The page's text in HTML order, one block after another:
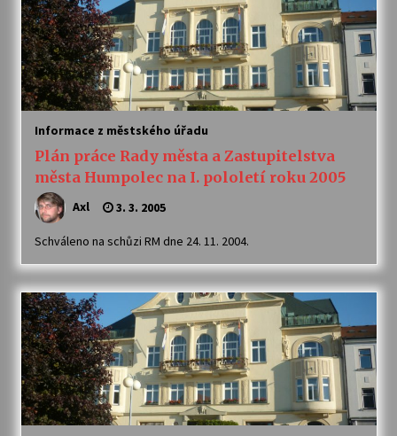
Informace z městského úřadu
Plán práce Rady města a Zastupitelstva
města Humpolec na I. pololetí roku 2005
Axl 3. 3. 2005
Schváleno na schůzi RM dne 24. 11. 2004.